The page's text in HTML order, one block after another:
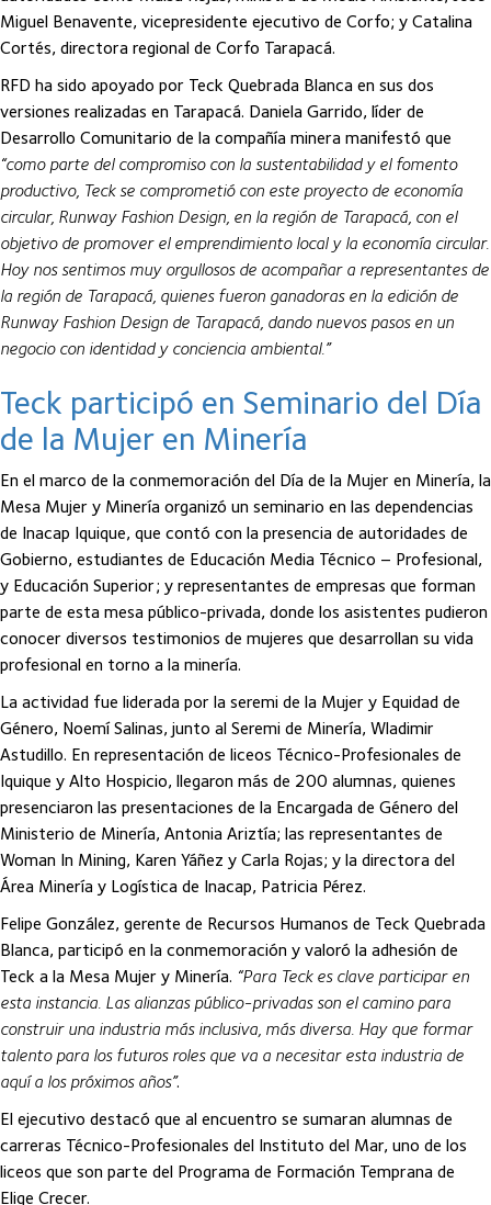
Miguel Benavente, vicepresidente ejecutivo de Corfo; y Catalina
Cortés, directora regional de Corfo Tarapacá.
RFD ha sido apoyado por Teck Quebrada Blanca en sus dos
versiones realizadas en Tarapacá. Daniela Garrido, líder de
Desarrollo Comunitario de la compañía minera manifestó que
“como parte del compromiso con la sustentabilidad y el fomento
productivo, Teck se comprometió con este proyecto de economía
circular, Runway Fashion Design, en la región de Tarapacá, con el
objetivo de promover el emprendimiento local y la economía circular.
Hoy nos sentimos muy orgullosos de acompañar a representantes de
la región de Tarapacá, quienes fueron ganadoras en la edición de
Runway Fashion Design de Tarapacá, dando nuevos pasos en un
negocio con identidad y conciencia ambiental.”
Teck participó en Seminario del Día
de la Mujer en Minería
En el marco de la conmemoración del Día de la Mujer en Minería, la
Mesa Mujer y Minería organizó un seminario en las dependencias
de Inacap Iquique, que contó con la presencia de autoridades de
Gobierno, estudiantes de Educación Media Técnico – Profesional,
y Educación Superior; y representantes de empresas que forman
parte de esta mesa público-privada, donde los asistentes pudieron
conocer diversos testimonios de mujeres que desarrollan su vida
profesional en torno a la minería.
La actividad fue liderada por la seremi de la Mujer y Equidad de
Género, Noemí Salinas, junto al Seremi de Minería, Wladimir
Astudillo. En representación de liceos Técnico-Profesionales de
Iquique y Alto Hospicio, llegaron más de 200 alumnas, quienes
presenciaron las presentaciones de la Encargada de Género del
Ministerio de Minería, Antonia Ariztía; las representantes de
Woman In Mining, Karen Yáñez y Carla Rojas; y la directora del
Área Minería y Logística de Inacap, Patricia Pérez.
Felipe González, gerente de Recursos Humanos de Teck Quebrada
Blanca, participó en la conmemoración y valoró la adhesión de
Teck a la Mesa Mujer y Minería. “Para Teck es clave participar en
esta instancia. Las alianzas público-privadas son el camino para
construir una industria más inclusiva, más diversa. Hay que formar
talento para los futuros roles que va a necesitar esta industria de
aquí a los próximos años”.
El ejecutivo destacó que al encuentro se sumaran alumnas de
carreras Técnico-Profesionales del Instituto del Mar, uno de los
liceos que son parte del Programa de Formación Temprana de
Elige Crecer.